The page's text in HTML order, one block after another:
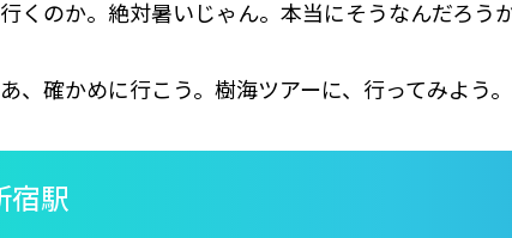
くのか。絶対暑いじゃん。本当にそうなんだろうか
、確かめに行こう。樹海ツアーに、行ってみよう。
宿駅